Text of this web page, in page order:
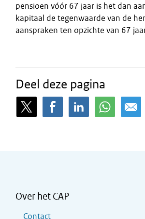
pensioen vóór 67 jaar is het dan
kapitaal de tegenwaarde van de
aanspraken ten opzichte van 67
Deel deze pagina
Over het CAP
Contact